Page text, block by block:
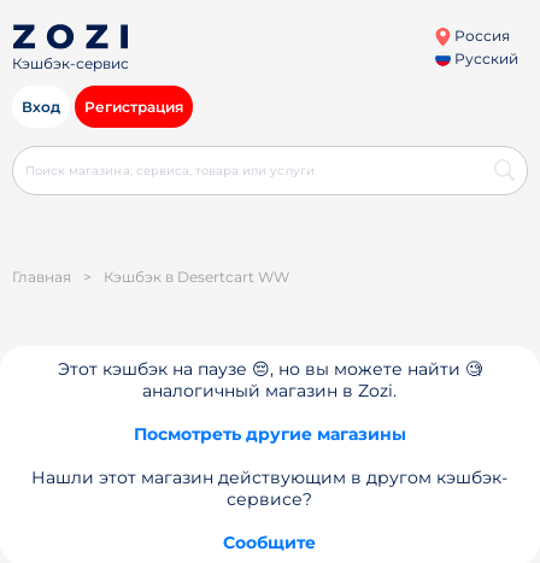
Кэшбэк-сервис
Россия
Русский
Вход Регистрация
Главная > Кэшбэк в Desertcart WW
Этот кэшбэк на паузе 😔, но вы можете найти 🧐
аналогичный магазин в Zozi.
Посмотреть другие магазины
Нашли этот магазин действующим в другом кэшбэк-
сервисе?
Сообщите